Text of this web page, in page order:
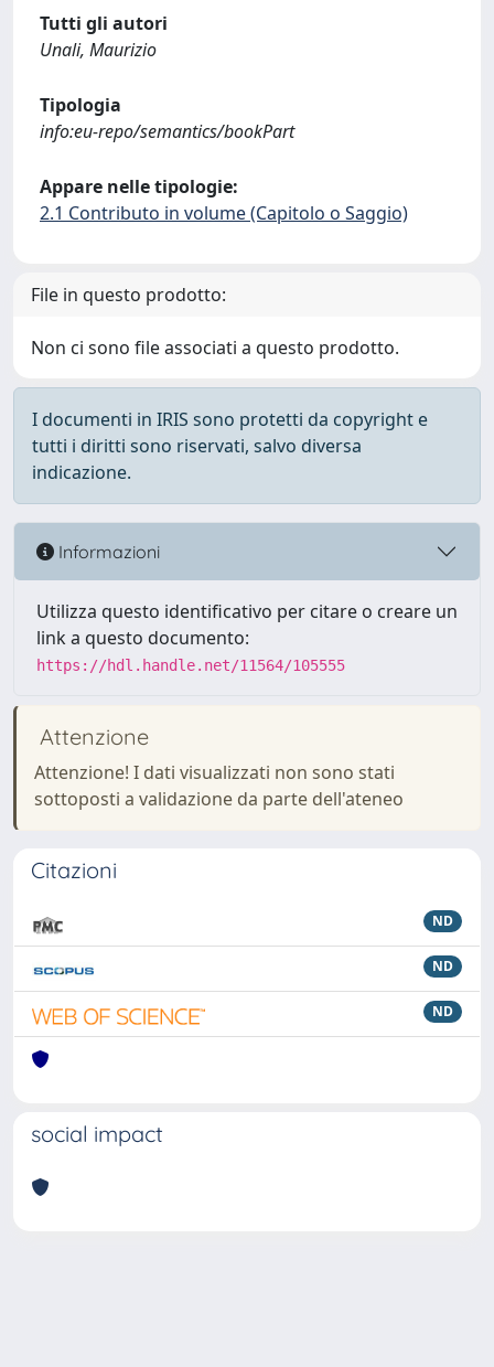
Tutti gli autori
Unali, Maurizio
Tipologia
info:eu-repo/semantics/bookPart
Appare nelle tipologie:
2.1 Contributo in volume (Capitolo o Saggio)
File in questo prodotto:
Non ci sono file associati a questo prodotto.
I documenti in IRIS sono protetti da copyright e
tutti i diritti sono riservati, salvo diversa
indicazione.
Informazioni
Utilizza questo identificativo per citare o creare un
link a questo documento:
https://hdl.handle.net/11564/105555
Attenzione
Attenzione! I dati visualizzati non sono stati
sottoposti a validazione da parte dell'ateneo
Citazioni
ND
ND
ND
social impact